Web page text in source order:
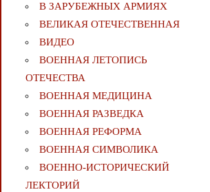
В ЗАРУБЕЖНЫХ АРМИЯХ
ВЕЛИКАЯ ОТЕЧЕСТВЕННАЯ
ВИДЕО
ВОЕННАЯ ЛЕТОПИСЬ
ОТЕЧЕСТВА
ВОЕННАЯ МЕДИЦИНА
ВОЕННАЯ РАЗВЕДКА
ВОЕННАЯ РЕФОРМА
ВОЕННАЯ СИМВОЛИКА
ВОЕННО-ИСТОРИЧЕСКИЙ
ЛЕКТОРИЙ